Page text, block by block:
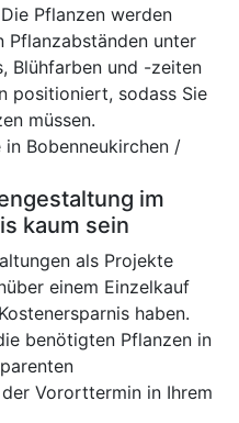
Pflanzen werden
Pflanzabständen unter
Blühfarben und -zeiten
positioniert, sodass Sie
müssen.
im
kaum sein
als Projekte
einem Einzelkauf
haben.
benötigten Pflanzen in
Vororttermin in Ihrem